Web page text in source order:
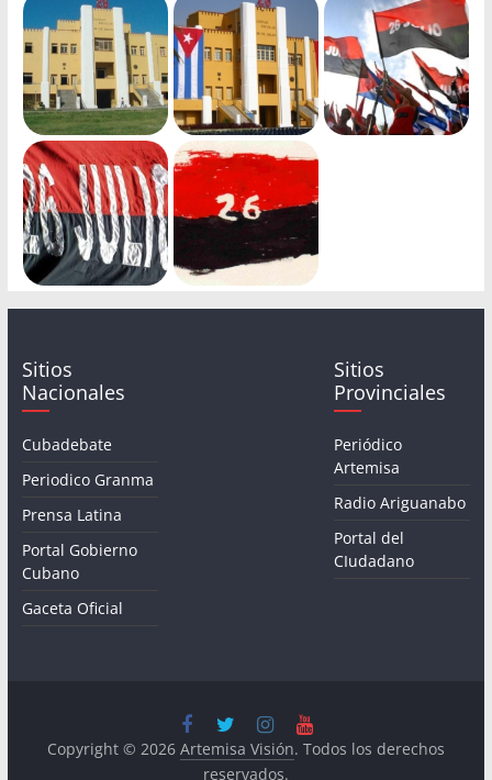
Sitios
Nacionales
Cubadebate
Periodico Granma
Prensa Latina
Portal Gobierno
Cubano
Gaceta Oficial
Sitios
Provinciales
Periódico
Artemisa
Radio Ariguanabo
Portal del
CIudadano
Copyright © 2026 Artemisa Visión. Todos los derechos
reservados.